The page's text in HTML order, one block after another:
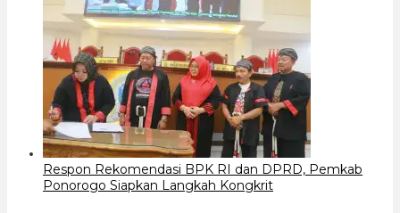
Respon Rekomendasi BPK RI dan DPRD, Pemkab
Ponorogo Siapkan Langkah Kongkrit